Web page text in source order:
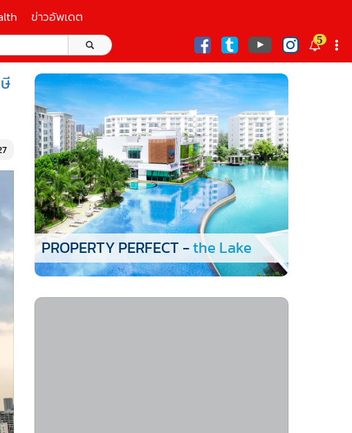
ข่าวอัพเดต
5
PROPERTY PERFECT -the Lake